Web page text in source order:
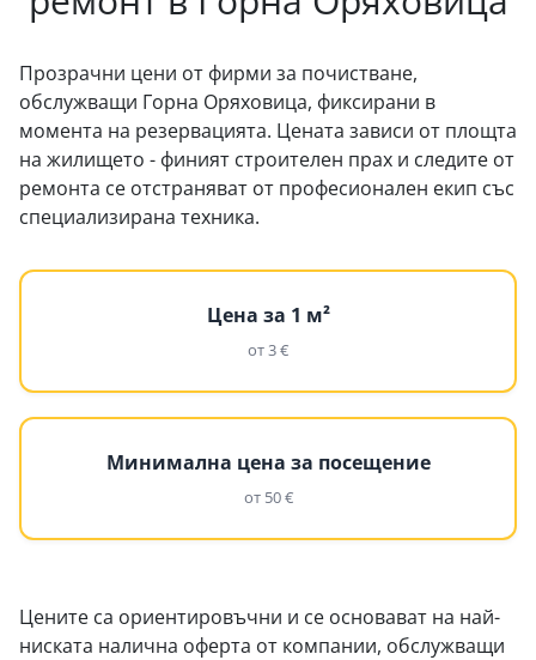
Прозрачни цени от фирми за почистване,
обслужващи Горна Оряховица, фиксирани в
момента на резервацията. Цената зависи от площта
на жилището - финият строителен прах и следите от
ремонта се отстраняват от професионален екип със
специализирана техника.
Цена за 1 м²
от 3 €
Минимална цена за посещение
от 50 €
Цените са ориентировъчни и се основават на най-
ниската налична оферта от компании, обслужващи